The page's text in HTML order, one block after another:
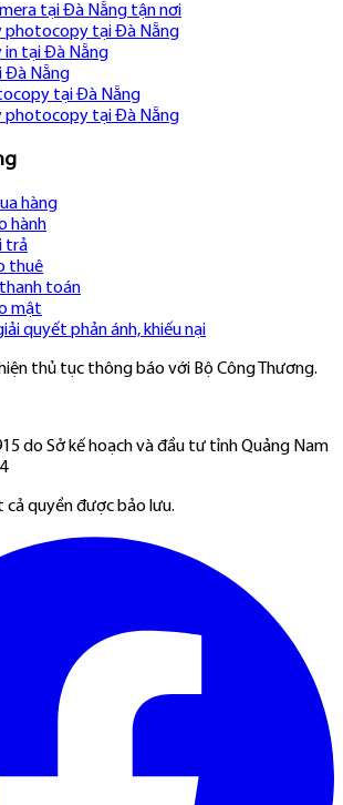
tại Đà Nẵng tận nơi
photocopy tại Đà Nẵng
in tại Đà Nẵng
Đà Nẵng
tại Đà Nẵng
photocopy tại Đà Nẵng
hàng
hành
trả
thuê
toán
mật
quyết phản ánh, khiếu nại
thủ tục thông báo với Bộ Công Thương.
do Sở kế hoạch và đầu tư tỉnh Quảng Nam
cả quyền được bảo lưu.